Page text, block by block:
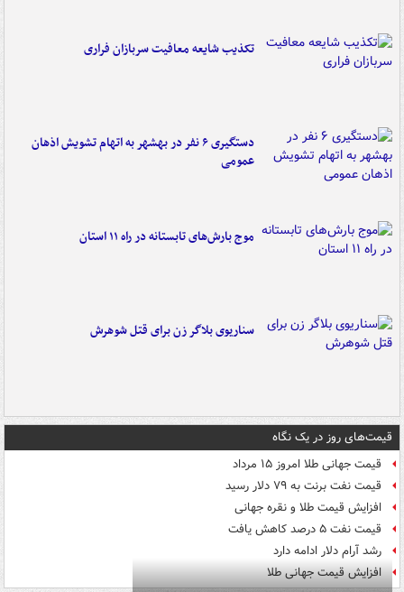
تکذیب شایعه معافیت سربازان فراری
دستگیری ۶ نفر در بهشهر به اتهام تشویش اذهان
عمومی
موج بارش‌های تابستانه در راه ۱۱ استان
سناریوی بلاگر زن برای قتل شوهرش
قیمت‌های روز در یک نگاه
قیمت جهانی طلا امروز ۱۵ مرداد
قیمت نفت برنت به ۷۹ دلار رسید
افزایش قیمت طلا و نقره جهانی
قیمت نفت ۵ درصد کاهش یافت
رشد آرام دلار ادامه دارد
افزایش قیمت جهانی طلا